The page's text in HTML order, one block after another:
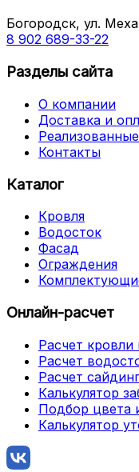
Богородск, ул.
8 902 689-33-22
Разделы сайта
О компании
Доставка и
Контакты
Каталог
Кровля
Водосток
Фасад
Ограждения
Онлайн-расчет
Расчет кровли
Расчет
Расчет
Калькулятор
Подбор цвета
Калькулятор